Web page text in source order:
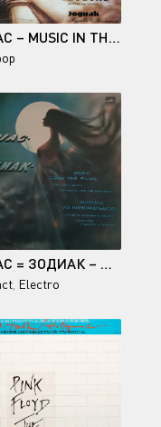
ZODIAC – MUSIC IN THE UNIVERSE 1982
ZODIAC = ЗОДИАК – MUSIC FROM THE FILMS = МУЗЫКА ИЗ КИНОФИЛЬМОВ 1986
Electro